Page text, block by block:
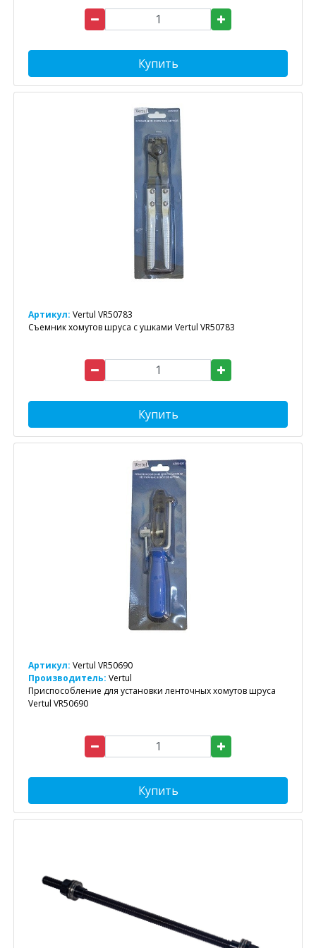
Купить
Артикул: Vertul VR50783
Съемник хомутов шруса с ушками Vertul VR50783
Купить
Артикул: Vertul VR50690
Производитель: Vertul
Приспособление для установки ленточных хомутов шруса
Vertul VR50690
Купить